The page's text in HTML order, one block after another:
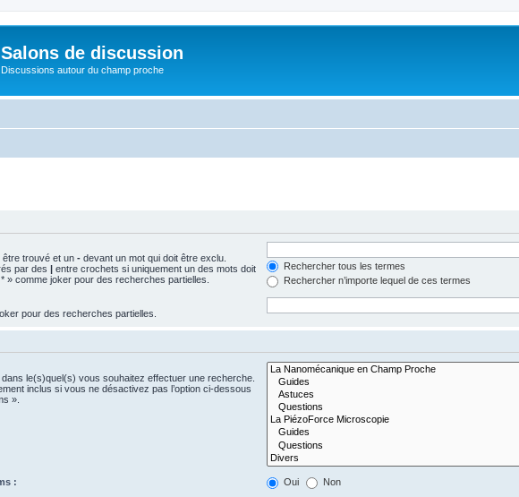
Salons de discussion
Discussions autour du champ proche
être trouvé et un - devant un mot qui doit être exclu.
par des | entre crochets si uniquement un des mots doit
» comme joker pour des recherches partielles.
Rechercher tous les termes
Rechercher n’importe lequel de ces termes
pour des recherches partielles.
le(s)quel(s) vous souhaitez effectuer une recherche.
inclus si vous ne désactivez pas l’option ci-dessous
».
: Oui Non